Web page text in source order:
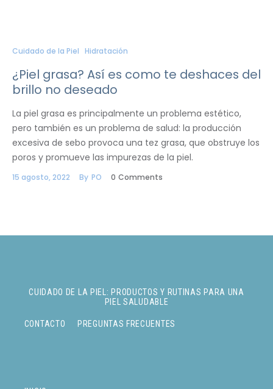
Cuidado de la Piel Hidratación
¿Piel grasa? Así es como te deshaces del
brillo no deseado
La piel grasa es principalmente un problema estético,
pero también es un problema de salud: la producción
excesiva de sebo provoca una tez grasa, que obstruye los
poros y promueve las impurezas de la piel.
15 agosto, 2022 By PO 0 Comments
CUIDADO DE LA PIEL: PRODUCTOS Y RUTINAS PARA UNA
PIEL SALUDABLE
CONTACTO PREGUNTAS FRECUENTES